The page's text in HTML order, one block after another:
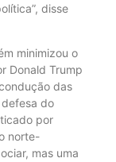
disse
minimizou o
Donald Trump
das
do
por
norte-
mas uma